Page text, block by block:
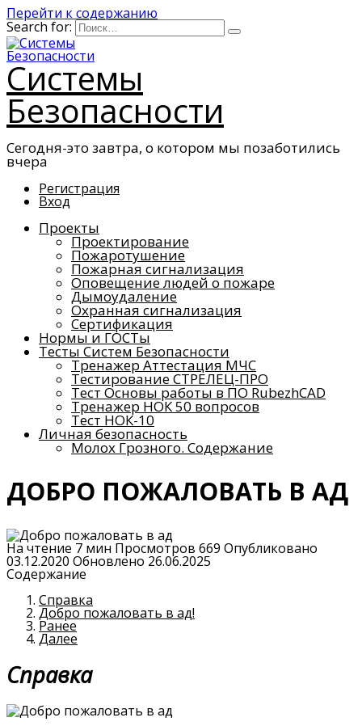
Перейти к содержанию
Search for:
Системы
Безопасности
Сегодня-это завтра, о котором мы позаботились
вчера
Регистрация
Вход
Проекты
Проектирование
Пожаротушение
Пожарная сигнализация
Оповещение людей о пожаре
Дымоудаление
Охранная сигнализация
Сертификация
Нормы и ГОСТы
Тесты Систем Безопасности
Тренажер Аттестация МЧС
Тестирование СТРЕЛЕЦ-ПРО
Тест Основы работы в ПО RubezhCAD
Тренажер НОК 50 вопросов
Тест НОК-10
Личная безопасность
Молох Грозного. Содержание
ДОБРО ПОЖАЛОВАТЬ В АД
На чтение 7 мин Просмотров 669 Опубликовано
03.12.2020 Обновлено 26.06.2025
Содержание
Справка
Добро пожаловать в ад!
Ранее
Далее
Справка